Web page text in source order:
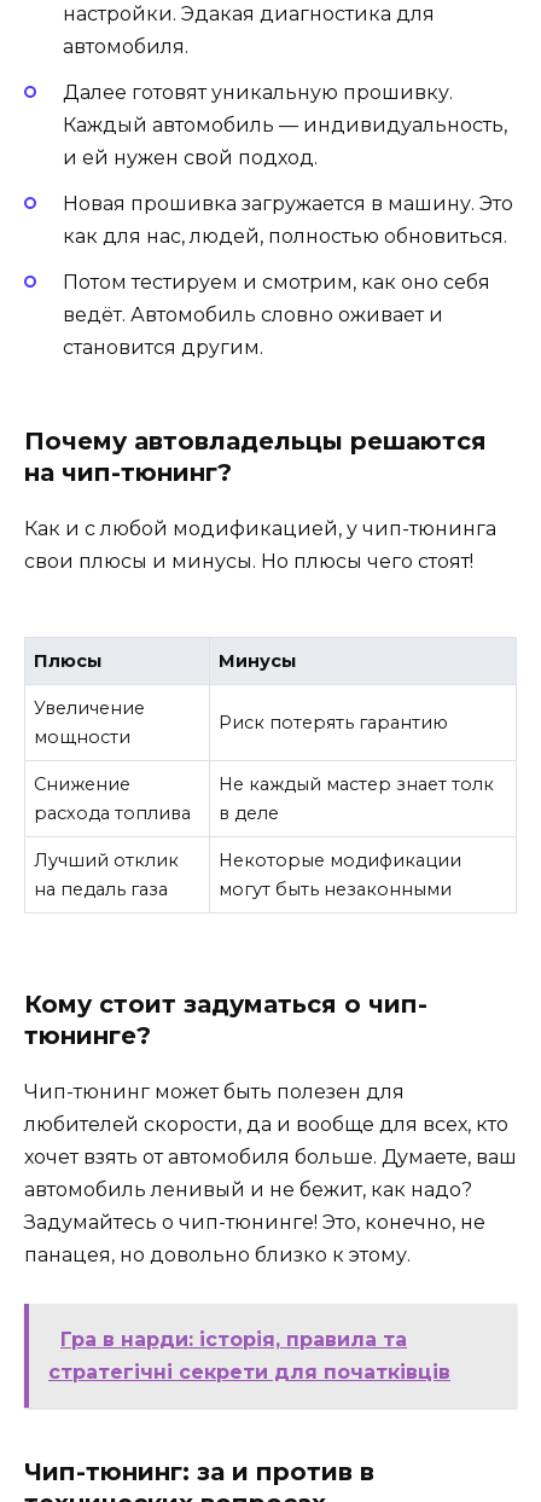
настройки. Эдакая диагностика для
автомобиля.
Далее готовят уникальную прошивку.
Каждый автомобиль — индивидуальность,
и ей нужен свой подход.
Новая прошивка загружается в машину. Это
как для нас, людей, полностью обновиться.
Потом тестируем и смотрим, как оно себя
ведёт. Автомобиль словно оживает и
становится другим.
Почему автовладельцы решаются
на чип-тюнинг?
Как и с любой модификацией, у чип-тюнинга
свои плюсы и минусы. Но плюсы чего стоят!
Плюсы Минусы
Увеличение
мощности
Риск потерять гарантию
Снижение
расхода топлива
Не каждый мастер знает толк
в деле
Лучший отклик
на педаль газа
Некоторые модификации
могут быть незаконными
Кому стоит задуматься о чип-
тюнинге?
Чип-тюнинг может быть полезен для
любителей скорости, да и вообще для всех, кто
хочет взять от автомобиля больше. Думаете, ваш
автомобиль ленивый и не бежит, как надо?
Задумайтесь о чип-тюнинге! Это, конечно, не
панацея, но довольно близко к этому.
Гра в нарди: історія, правила та
стратегічні секрети для початківців
Чип-тюнинг: за и против в